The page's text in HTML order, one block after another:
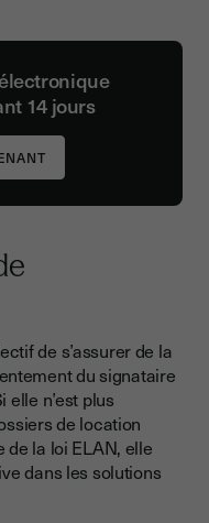
14 jours
de s’assurer de la
du signataire
n’est plus
de location
la loi ELAN, elle
dans les solutions